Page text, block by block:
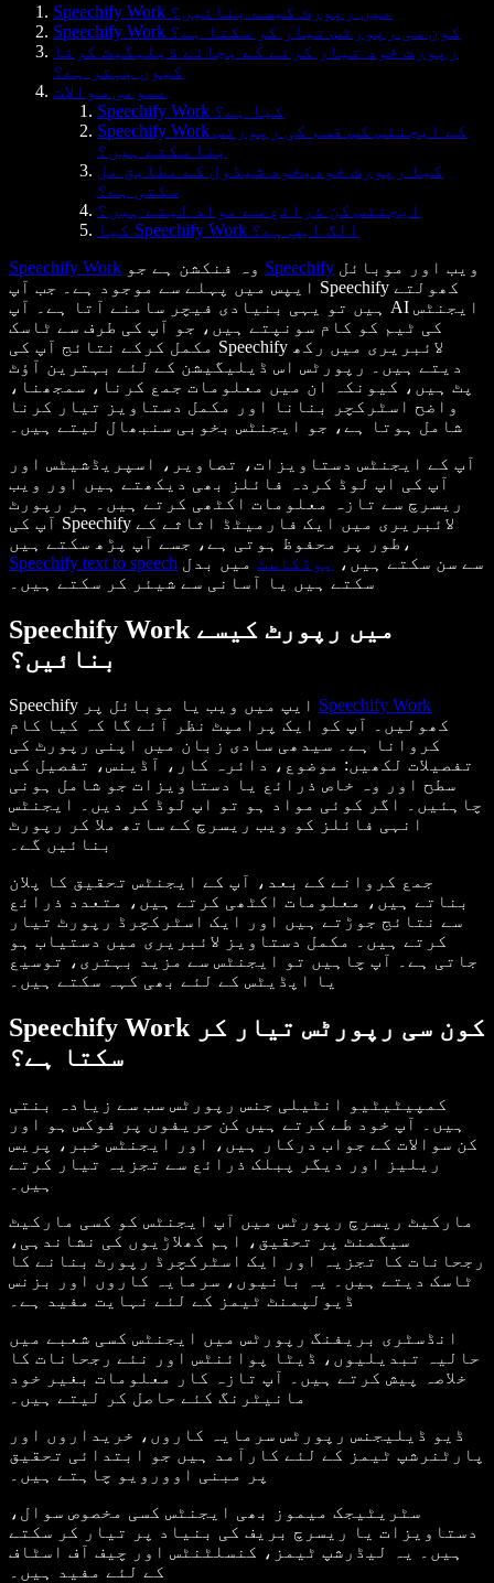
Speechify Work میں رپورٹ کیسے بنائیں؟
Speechify Work کون سی رپورٹس تیار کر سکتا ہے؟
رپورٹ خود تیار کرنے کے بجائے ڈیلیگیٹ کرنا
کیوں بہتر ہے؟
عمومی سوالات
Speechify Work کیا ہے؟
Speechify Work کے ایجنٹس کس قسم کی رپورٹس
بنا سکتے ہیں؟
کیا رپورٹ خودبخود شیڈول کے مطابق مل
سکتی ہے؟
ایجنٹس کن ذرائع سے مواد لیتے ہیں؟
کیا Speechify Work الگ ایپ ہے؟
Speechify Work
Speechify
ایپس میں پہلے سے موجود ہے۔ جب آپ Speechify کھولتے
ہیں تو یہی بنیادی فیچر سامنے آتا ہے۔ آپ AI ایجنٹس
کی ٹیم کو کام سونپتے ہیں، جو آپ کی طرف سے ٹاسک
مکمل کرکے نتائج آپ کی Speechify لائبریری میں رکھ
دیتے ہیں۔ رپورٹس اس ڈیلیگیشن کے لئے بہترین آؤٹ
پٹ ہیں، کیونکہ ان میں معلومات جمع کرنا، سمجھنا،
واضح اسٹرکچر بنانا اور مکمل دستاویز تیار کرنا
شامل ہوتا ہے، جو ایجنٹس بخوبی سنبھال لیتے ہیں۔
آپ کے ایجنٹس دستاویزات، تصاویر، اسپریڈشیٹس اور
آپ کی اپ لوڈ کردہ فائلز بھی دیکھتے ہیں اور ویب
ریسرچ سے تازہ معلومات اکٹھی کرتے ہیں۔ ہر رپورٹ
آپ کی Speechify لائبریری میں ایک فارمیٹڈ اثاثے کے
طور پر محفوظ ہوتی ہے، جسے آپ پڑھ سکتے ہیں،
Speechify text to speech
سے سن سکتے ہیں، پوڈکاسٹ میں بدل
سکتے ہیں یا آسانی سے شیئر کر سکتے ہیں۔
Speechify Work میں رپورٹ کیسے
بنائیں؟
Speechify Work
کھولیں۔ آپ کو ایک پرامپٹ نظر آئے گا کہ کیا کام
کروانا ہے۔ سیدھی سادی زبان میں اپنی رپورٹ کی
تفصیلات لکھیں: موضوع، دائرہ کار، آڈینس، تفصیل کی
سطح اور وہ خاص ذرائع یا دستاویزات جو شامل ہونی
چاہئیں۔ اگر کوئی مواد ہو تو اپ لوڈ کر دیں۔ ایجنٹس
انہی فائلز کو ویب ریسرچ کے ساتھ ملا کر رپورٹ
بنائیں گے۔
جمع کروانے کے بعد، آپ کے ایجنٹس تحقیق کا پلان
بناتے ہیں، معلومات اکٹھی کرتے ہیں، متعدد ذرائع
سے نتائج جوڑتے ہیں اور ایک اسٹرکچرڈ رپورٹ تیار
کرتے ہیں۔ مکمل دستاویز لائبریری میں دستیاب ہو
جاتی ہے۔ آپ چاہیں تو ایجنٹس سے مزید بہتری، توسیع
یا اپڈیٹس کے لئے بھی کہہ سکتے ہیں۔
Speechify Work کون سی رپورٹس تیار کر
سکتا ہے؟
کمپیٹیٹیو انٹیلی جنس رپورٹس سب سے زیادہ بنتی
ہیں۔ آپ خود طے کرتے ہیں کن حریفوں پر فوکس ہو اور
کن سوالات کے جواب درکار ہیں، اور ایجنٹس خبر، پریس
ریلیز اور دیگر پبلک ذرائع سے تجزیہ تیار کرتے
ہیں۔
مارکیٹ ریسرچ رپورٹس میں آپ ایجنٹس کو کسی مارکیٹ
سیگمنٹ پر تحقیق، اہم کھلاڑیوں کی نشاندہی،
رجحانات کا تجزیہ اور ایک اسٹرکچرڈ رپورٹ بنانے کا
ٹاسک دیتے ہیں۔ یہ بانیوں، سرمایہ کاروں اور بزنس
ڈیولپمنٹ ٹیمز کے لئے نہایت مفید ہے۔
انڈسٹری بریفنگ رپورٹس میں ایجنٹس کسی شعبے میں
حالیہ تبدیلیوں، ڈیٹا پوائنٹس اور نئے رجحانات کا
خلاصہ پیش کرتے ہیں۔ آپ تازہ کار معلومات بغیر خود
مانیٹرنگ کئے حاصل کر لیتے ہیں۔
ڈیو ڈیلیجنس رپورٹس سرمایہ کاروں، خریداروں اور
پارٹنرشپ ٹیمز کے لئے کارآمد ہیں جو ابتدائی تحقیق
پر مبنی اوورویو چاہتے ہیں۔
سٹریٹیجک میموز بھی ایجنٹس کسی مخصوص سوال،
دستاویزات یا ریسرچ بریف کی بنیاد پر تیار کر سکتے
ہیں۔ یہ لیڈرشپ ٹیمز، کنسلٹنٹس اور چیف آف اسٹاف
کے لئے مفید ہیں۔